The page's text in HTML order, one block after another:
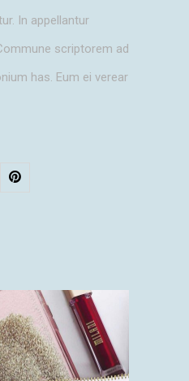
In appellantur
scriptorem ad
has. Eum ei verear